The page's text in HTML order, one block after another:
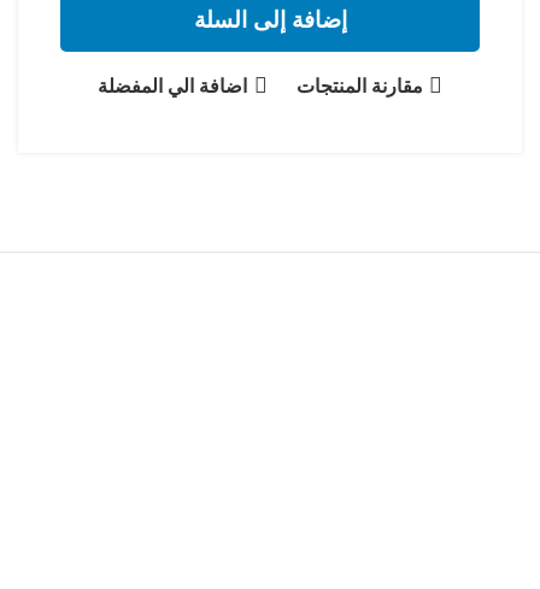
إضافة إلى السلة
مقارنة المنتجات اضافة الي المفضلة